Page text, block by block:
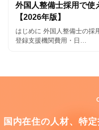
外国人整備士採用で使
【2026年版】
はじめに 外国人整備士の採
登録支援機関費用・日…
国内在住の人材、特